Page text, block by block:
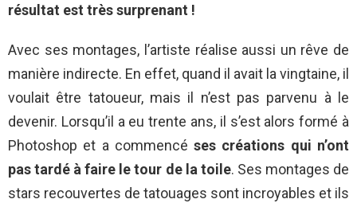
résultat est très surprenant !
Avec ses montages, l’artiste réalise aussi un rêve de
manière indirecte. En effet, quand il avait la vingtaine, il
voulait être tatoueur, mais il n’est pas parvenu à le
devenir. Lorsqu’il a eu trente ans, il s’est alors formé à
Photoshop et a commencéses créations qui n’ont
pas tardé à faire le tour de la toile. Ses montages de
stars recouvertes de tatouages sont incroyables et ils